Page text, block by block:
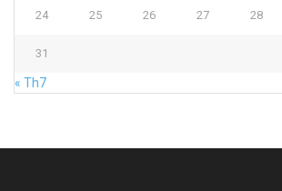
24 25 26 27 28
31
« Th7